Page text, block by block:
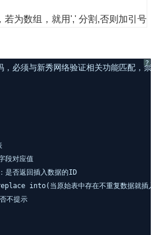
若为数组，就用',' 分割,否则加引号
?
，必须与新秀网络验证相关功能匹配，
段对应值
：是否返回插入数据的ID
into(当原始表中存在不重复数据就插入
不提示